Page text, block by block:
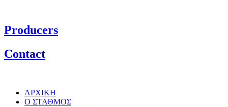
Producers
Contact
ΑΡΧΙΚΗ
Ο ΣΤΑΘΜΟΣ